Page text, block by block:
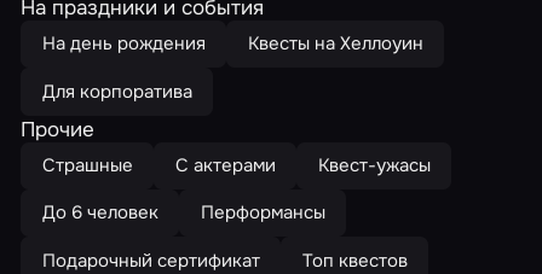
На праздники и события
На день рождения
Квесты на Хеллоуин
Для корпоратива
Прочие
Страшные С актерами
Квест-ужасы
До 6 человек
Перформансы
Подарочный сертификат
Топ квестов